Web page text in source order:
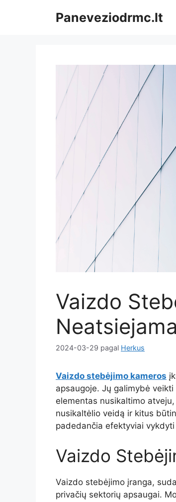
Paneveziodrmc.lt
Vaizdo
2024-03-29 pagal Herkus
Vaizdo stebėjimo kameros
apsaugoje. Jų galimybė
elementas nusikaltimo
nusikaltėlio veidą ir kitus
padedančia efektyviai
Vaizdo
Vaizdo stebėjimo įranga,
privačių sektorių apsaugai.